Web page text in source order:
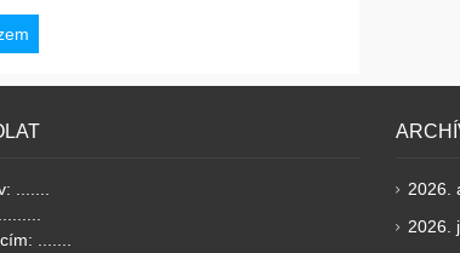
.......
.......
2026.
2026.